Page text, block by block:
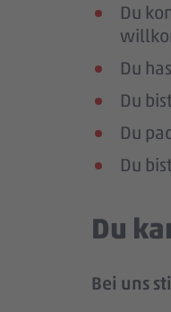
Du
Du
Du
Du
Du
Du
Bei uns